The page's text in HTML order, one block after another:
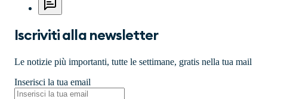
Iscriviti alla newsletter
Le notizie più importanti, tutte le settimane, gratis nella tua mail
Inserisci la tua email